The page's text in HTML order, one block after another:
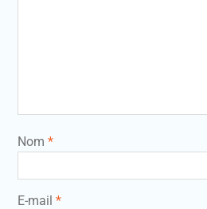
Nom *
E-mail *